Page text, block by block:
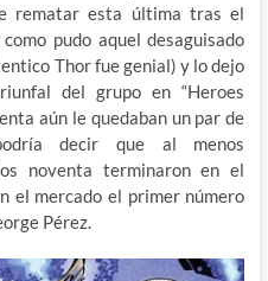
rematar esta última tras el
pudo aquel desaguisado
Thor fue genial) y lo dejo
del grupo en “Heroes
aún le quedaban un par de
decir que al menos
noventa terminaron en el
el mercado el primer número
Pérez.